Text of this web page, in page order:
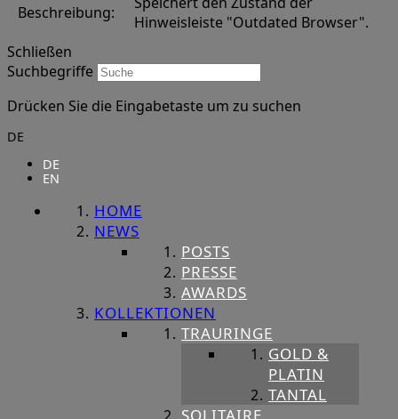
Beschreibung:
Hinweisleiste "Outdated Browser".
Schließen
Suchbegriffe
Drücken Sie die Eingabetaste um zu suchen
DE
DE
EN
HOME
NEWS
POSTS
PRESSE
AWARDS
KOLLEKTIONEN
TRAURINGE
GOLD &
PLATIN
TANTAL
SOLITAIRE